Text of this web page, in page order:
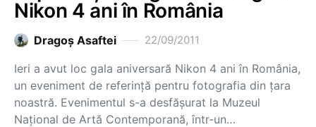
Nikon 4 ani în România
Dragoş Asaftei 22/09/2011
Ieri a avut loc gala aniversară Nikon 4 ani în România,
un eveniment de referință pentru fotografia din țara
noastră. Evenimentul s-a desfășurat la Muzeul
Național de Artă Contemporană, într-un…